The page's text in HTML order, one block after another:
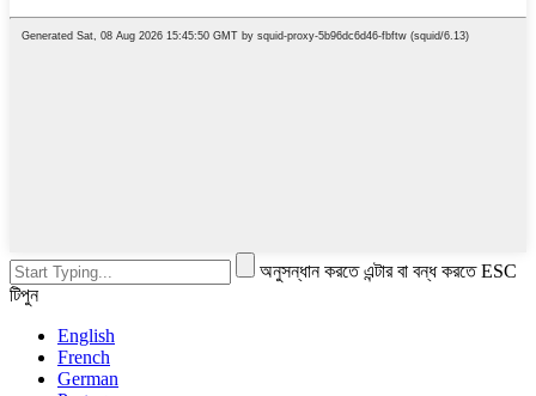
অনুসন্ধান করতে এন্টার বা বন্ধ করতে ESC
টিপুন
English
French
German